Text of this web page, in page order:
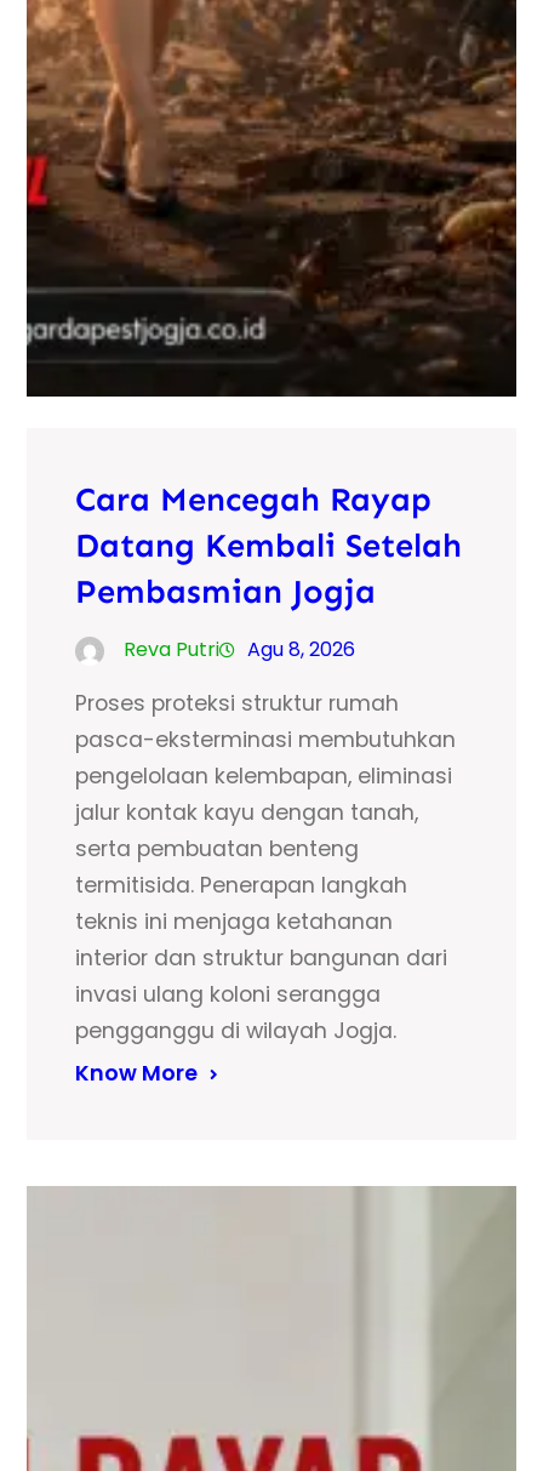
Cara Mencegah Rayap
Datang Kembali Setelah
Pembasmian Jogja
Reva Putri Agu 8, 2026
Proses proteksi struktur rumah
pasca-eksterminasi membutuhkan
pengelolaan kelembapan, eliminasi
jalur kontak kayu dengan tanah,
serta pembuatan benteng
termitisida. Penerapan langkah
teknis ini menjaga ketahanan
interior dan struktur bangunan dari
invasi ulang koloni serangga
pengganggu di wilayah Jogja.
Know More